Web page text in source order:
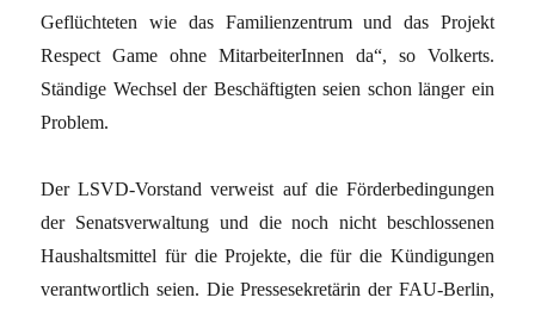
Geflüchteten wie das Familienzentrum und das Projekt
Respect Game ohne MitarbeiterInnen da“, so Volkerts.
Ständige Wechsel der Beschäftigten seien schon länger ein
Problem.
Der LSVD-Vorstand verweist auf die Förderbedingungen
der Senatsverwaltung und die noch nicht beschlossenen
Haushaltsmittel für die Projekte, die für die Kündigungen
verantwortlich seien. Die Pressesekretärin der FAU-Berlin,